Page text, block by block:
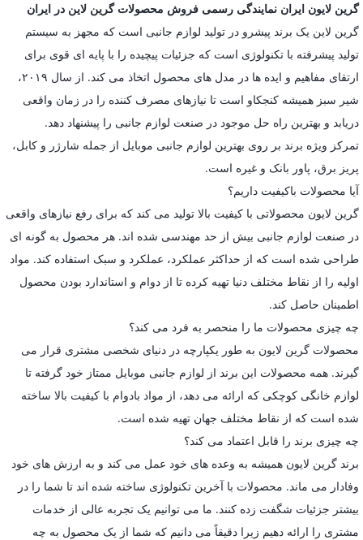
گرین لایون ایران نمایندگی رسمی فروش محصولات گرین لاین در ایران
گرین لاین یک برند پیشرو در تولید لوازم جانبی است که مجهز به سیستم
تولید پیشرفته با تکنولوژی است که جزئیات پیچیده را با پایه ای قوی برای
ارتقای مفاهیم و ایده ها در مدل های محصول اتخاذ می کند. از سال ۲۰۱۹،
شیر سبز همیشه کنجکاو است تا نیازهای مصرف کننده را در زمان واقعی
دریابد و بهترین راه حل موجود در صنعت لوازم جانبی را پیشنهاد دهد.
تمرکز ویژه برند بر روی بهترین لوازم جانبی موبایل از جمله شارژر و کابل،
پریز برق، پاور بانک و غیره است.
آیا محصولات باکیفیت داریم؟
گرین لایون محصولاتی با کیفیت بالا تولید می کند که برای رفع نیازهای واقعی
در صنعت لوازم جانبی بیش از حد مهندسی شده اند. هر محصول به گونه ای
طراحی شده است که از حداکثر عملکرد، عملکرد و سبک استفاده کند. مواد
اولیه را از نقاط مختلف دنیا تهیه کرده تا از دوام و استاندارد بودن محصول
اطمینان حاصل کند.
چه چیزی محصولات ما را منحصر به فرد می کند؟
محصولات گرین لایون به طور یکپارچه در دنیای شخصی مشتری قرار می
گیرند. همه محصولات این برند از لوازم جانبی موبایل ممتاز خود گرفته تا
لوازم خانگی کوچکی که ارائه می دهد، از مواد بادوام با کیفیت بالا ساخته
شده است که از نقاط مختلف جهان تهیه شده است.
چه چیزی برند را قابل اعتماد می کند؟
برند گرین لایون همیشه به وعده های خود عمل می کند و به ارزش های خود
وفادار می ماند. محصولات با آخرین تکنولوژی ساخته شده اند تا شما را در
بیشتر جزئیات شگفت زده کنند. ما می توانیم یک تجربه عالی از خدمات
مشتری را ارائه دهیم زیرا دقیقاً می دانیم که شما از یک محصول به چه